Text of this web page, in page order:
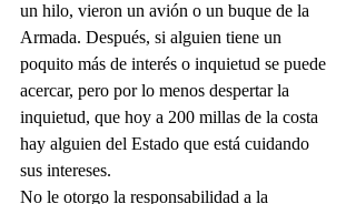
un hilo, vieron un avión o un buque de la
Armada. Después, si alguien tiene un
poquito más de interés o inquietud se puede
acercar, pero por lo menos despertar la
inquietud, que hoy a 200 millas de la costa
hay alguien del Estado que está cuidando
sus intereses.
No le otorgo la responsabilidad a la